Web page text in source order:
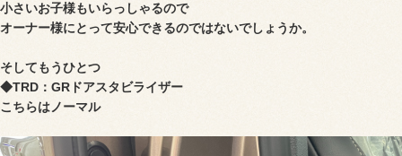
小さいお子様もいらっしゃるので
オーナー様にとって安心できるのではないでしょうか。
そしてもうひとつ
◆TRD：GRドアスタビライザー
こちらはノーマル